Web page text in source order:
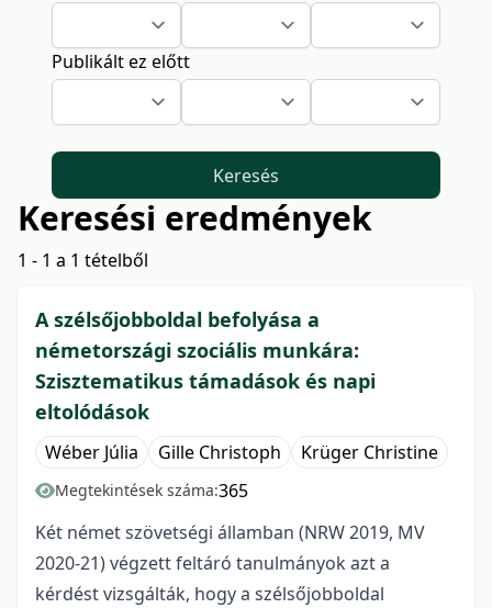
Publikált ez előtt
Keresés
Keresési eredmények
1 - 1 a 1 tételből
A szélsőjobboldal befolyása a
németországi szociális munkára:
Szisztematikus támadások és napi
eltolódások
Wéber Júlia Gille Christoph Krüger Christine
Megtekintések száma:365
Két német szövetségi államban (NRW 2019, MV
2020-21) végzett feltáró tanulmányok azt a
kérdést vizsgálták, hogy a szélsőjobboldal